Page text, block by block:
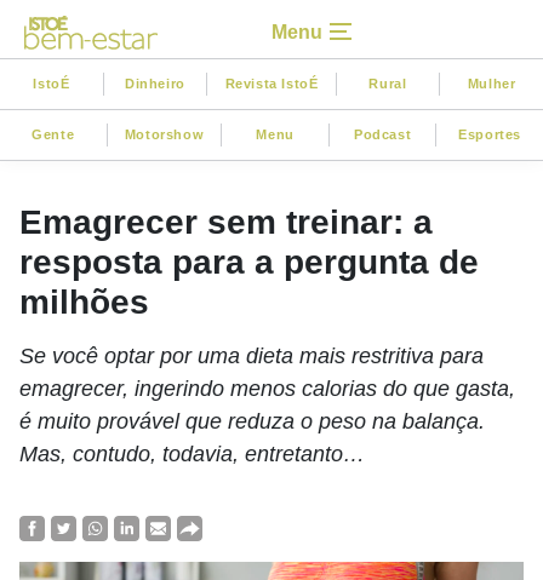
Menu
IstoÉ Dinheiro Revista IstoÉ Rural Mulher
Gente Motorshow Menu Podcast Esportes
Emagrecer sem treinar: a
resposta para a pergunta de
milhões
Se você optar por uma dieta mais restritiva para
emagrecer, ingerindo menos calorias do que gasta,
é muito provável que reduza o peso na balança.
Mas, contudo, todavia, entretanto…